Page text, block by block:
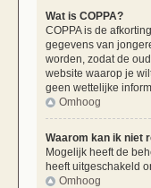
Wat is COPPA?
COPPA is de
gegevens van
worden, zodat de
website waarop je
geen wettelijke
Omhoog
Waarom kan ik niet
Mogelijk heeft de
heeft uitgeschakeld
Omhoog